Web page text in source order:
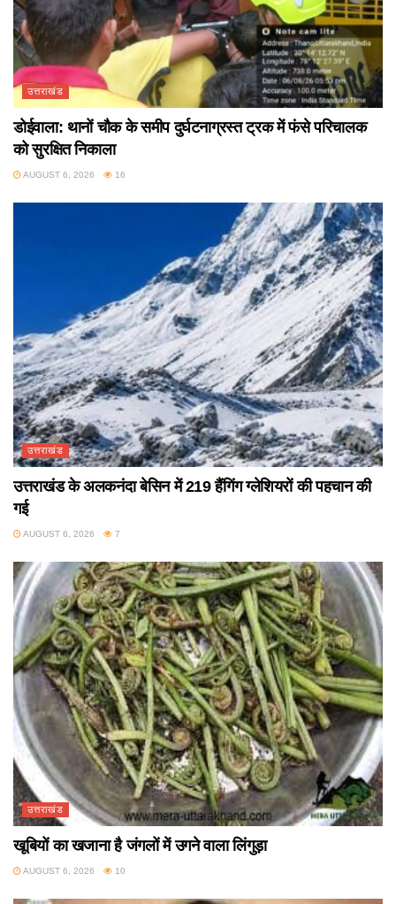
उत्तराखंड
डोईवाला: थानों चौक के समीप दुर्घटनाग्रस्त ट्रक में फंसे परिचालक
को सुरक्षित निकाला
AUGUST 6, 2026 16
उत्तराखंड
उत्तराखंड के अलकनंदा बेसिन में 219 हैंगिंग ग्लेशियरों की पहचान की
गई
AUGUST 6, 2026 7
उत्तराखंड
खूबियों का खजाना है जंगलों में उगने वाला लिंगुड़ा
AUGUST 6, 2026 10